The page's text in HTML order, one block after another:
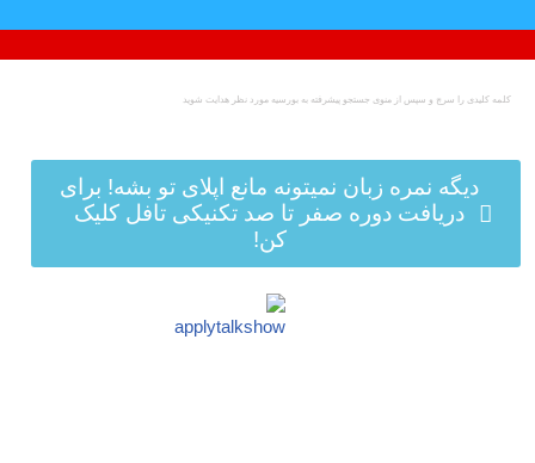
پرش
به
دیگه نمره زبان نمیتونه مانع اپلای تو بشه! برای
دریافت دوره صفر تا صد تکنیکی تافل کلیک
کن!